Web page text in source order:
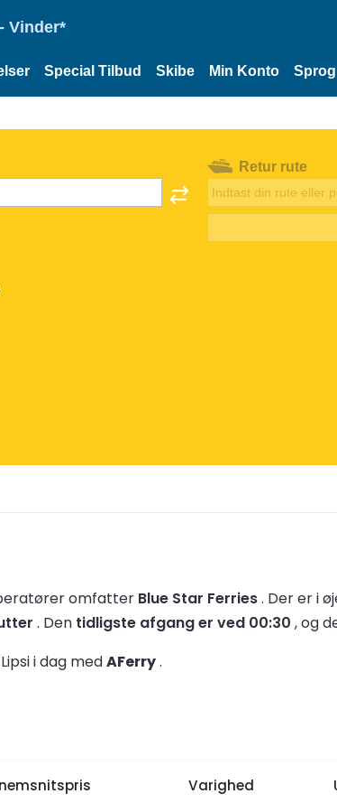
Vinder*
Special Tilbud Skibe Min Konto Sprog
Retur rute
omfatter Blue Star Ferries. Der er i
. Den tidligste afgang er ved 00:30 , og
i dag medAFerry.
Varighed